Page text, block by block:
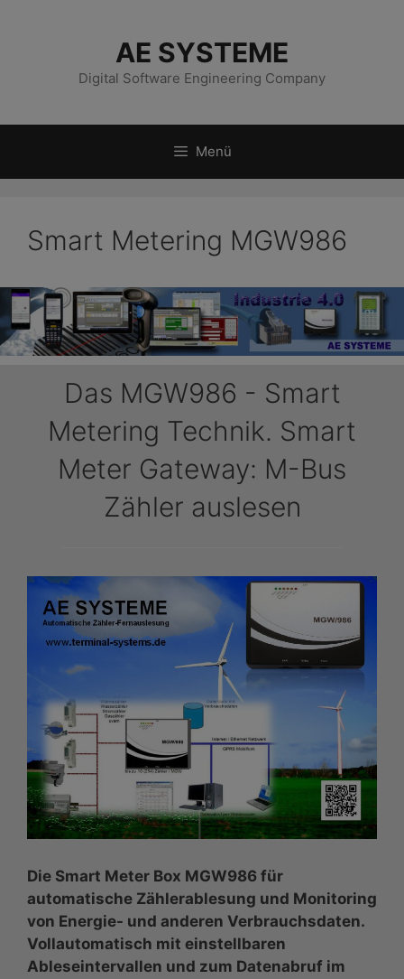
AE SYSTEME
Digital Software Engineering Company
Menü
Smart Metering MGW986
Das MGW986 - Smart
Metering Technik. Smart
Meter Gateway: M-Bus
Zähler auslesen
Die Smart Meter Box MGW986 für
automatische Zählerablesung und Monitoring
von Energie- und anderen Verbrauchsdaten.
Vollautomatisch mit einstellbaren
Ableseintervallen und zum Datenabruf im